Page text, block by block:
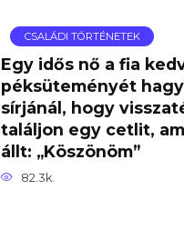
CSALÁDI TÖRTÉNETEK
Egy idős nő a fia
péksüteményét
sírjánál, hogy
találjon egy cetlit,
állt: „Köszönöm”
82.3k.